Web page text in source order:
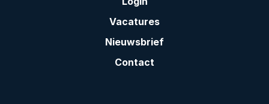
Vacatures
Nieuwsbrief
Contact